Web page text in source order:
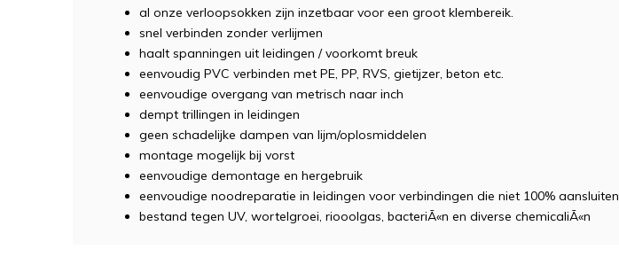
al onze verloopsokken zijn inzetbaar voor een groot klembereik.
snel verbinden zonder verlijmen
haalt spanningen uit leidingen / voorkomt breuk
eenvoudig PVC verbinden met PE, PP, RVS, gietijzer, beton etc.
eenvoudige overgang van metrisch naar inch
dempt trillingen in leidingen
geen schadelijke dampen van lijm/oplosmiddelen
montage mogelijk bij vorst
eenvoudige demontage en hergebruik
eenvoudige noodreparatie in leidingen voor verbindingen die niet 100% aansluiten
bestand tegen UV, wortelgroei, riooolgas, bacteriÃ«n en diverse chemicaliÃ«n